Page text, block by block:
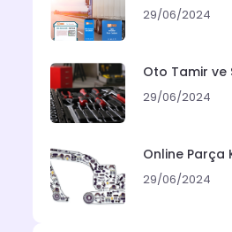
29/06/2024
Oto Tamir ve
29/06/2024
Online Parça
29/06/2024